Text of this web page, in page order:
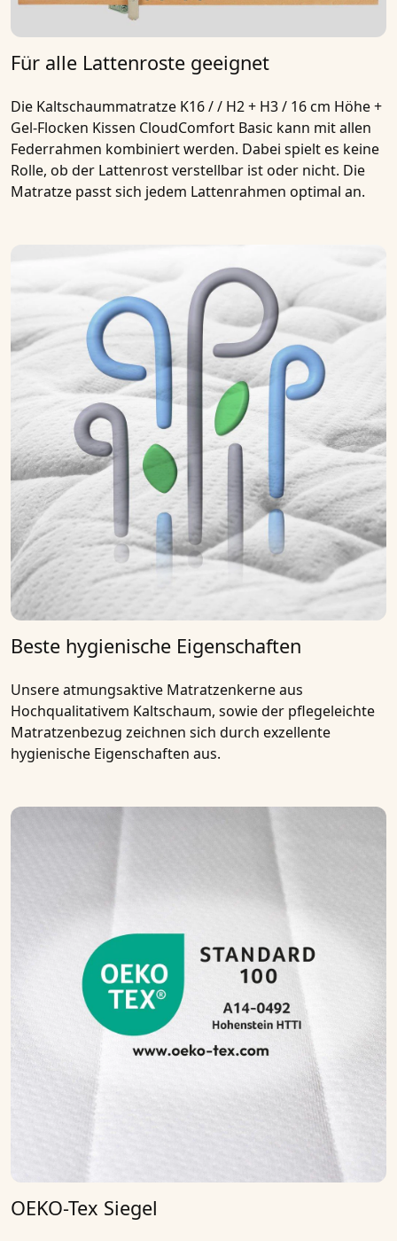
Für alle Lattenroste geeignet
Die Kaltschaummatratze K16 / / H2 + H3 / 16 cm Höhe +
Gel-Flocken Kissen CloudComfort Basic kann mit allen
Federrahmen kombiniert werden. Dabei spielt es keine
Rolle, ob der Lattenrost verstellbar ist oder nicht. Die
Matratze passt sich jedem Lattenrahmen optimal an.
Beste hygienische Eigenschaften
Unsereatmungsaktive Matratzenkerneaus
Hochqualitativem Kaltschaum, sowie der pflegeleichte
Matratzenbezug zeichnen sich durch exzellente
hygienische Eigenschaften aus.
OEKO-Tex Siegel